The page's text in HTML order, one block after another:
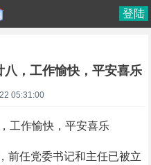
登陆
，工作愉快，平安喜乐
05:31:00
工作愉快，平安喜乐
前任党委书记和主任已被立